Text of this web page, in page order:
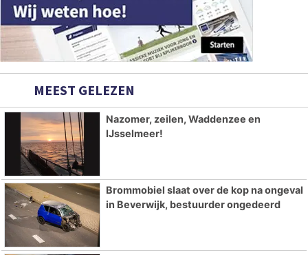
MEEST GELEZEN
Nazomer, zeilen, Waddenzee en
IJsselmeer!
Brommobiel slaat over de kop na ongeval
in Beverwijk, bestuurder ongedeerd